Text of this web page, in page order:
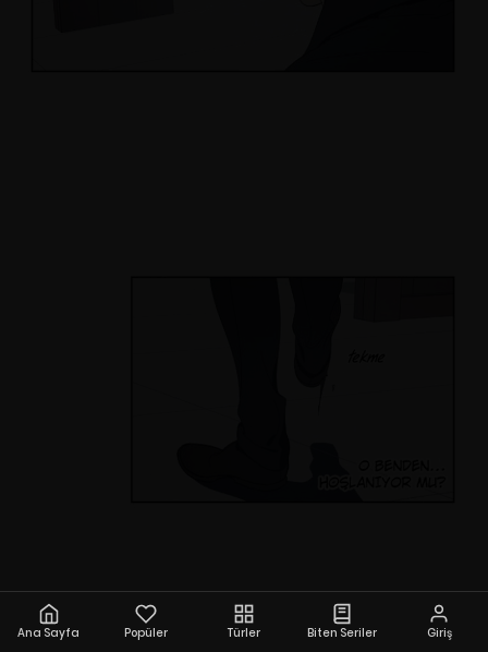
Ana Sayfa Popüler Türler Biten Seriler Giriş